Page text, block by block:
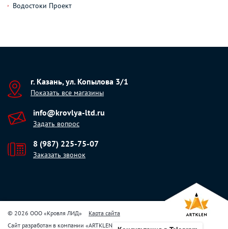
Водостоки Проект
г. Казань, ул. Копылова 3/1
Показать все магазины
info@krovlya-ltd.ru
Задать вопрос
8 (987) 225-75-07
Заказать звонок
© 2026 ООО «Кровля ЛИД»
Карта сайта
Сайт разработан в компании «ARTKLEN